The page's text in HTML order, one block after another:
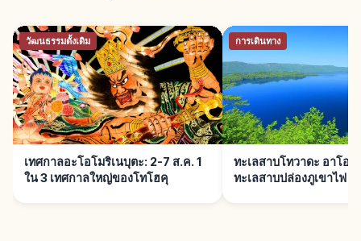
วัฒนธรรมดั้งเดิม
เทศกาลอะโอโมริเนบุตะ: 2-7 ส.ค. 1
ใน 3 เทศกาลใหญ่ของโทโฮคุ
การเดินทาง
ทะเลสาบโทวาดะ อาโอ
ทะเลสาบปล่องภูเขาไฟ